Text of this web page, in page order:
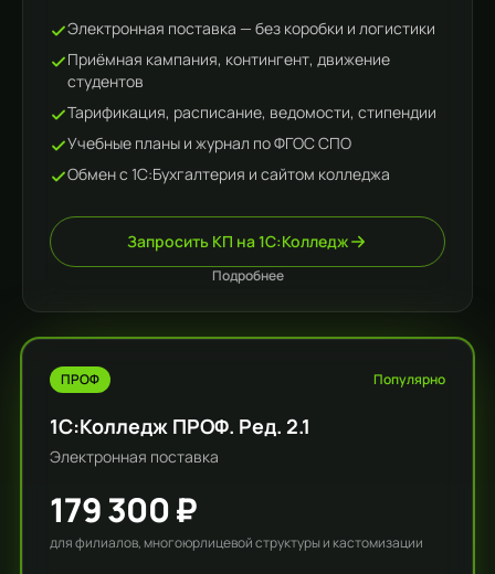
Электронная поставка — без коробки и логистики
Приёмная кампания, контингент, движение
студентов
Тарификация, расписание, ведомости, стипендии
Учебные планы и журнал по ФГОС СПО
Обмен с 1С:Бухгалтерия и сайтом колледжа
Запросить КП на 1С:Колледж
Подробнее
ПРОФ Популярно
1С:Колледж ПРОФ. Ред. 2.1
Электронная поставка
179 300 ₽
для филиалов, многоюрлицевой структуры и кастомизации